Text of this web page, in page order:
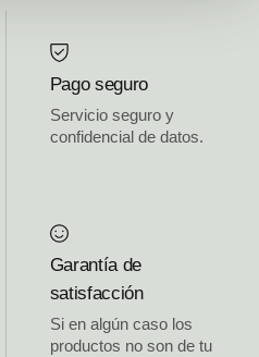
Pago seguro
Servicio seguro y
confidencial de datos.
Garantía de
satisfacción
Si en algún caso los
productos no son de tu